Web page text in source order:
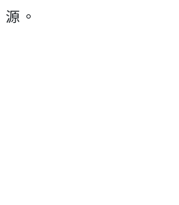
源。